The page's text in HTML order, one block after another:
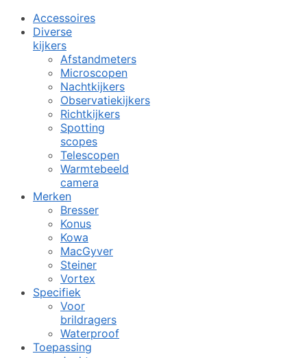
Accessoires
Diverse
kijkers
Afstandmeters
Microscopen
Nachtkijkers
Observatiekijkers
Richtkijkers
Spotting
scopes
Telescopen
Warmtebeeld
camera
Merken
Bresser
Konus
Kowa
MacGyver
Steiner
Vortex
Specifiek
Voor
brildragers
Waterproof
Toepassing